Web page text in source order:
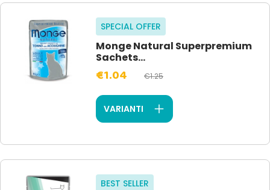
SPECIAL OFFER
Monge Natural Superpremium
Sachets...
€1.04 €1.25
VARIANTI
BEST SELLER